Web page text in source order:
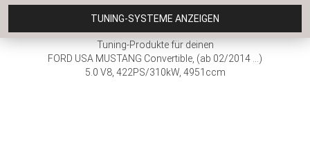
TUNING-SYSTEME ANZEIGEN
Tuning-Produkte für deinen
FORD USA MUSTANG Convertible, (ab 02/2014 ...)
5.0 V8, 422PS/310kW, 4951ccm